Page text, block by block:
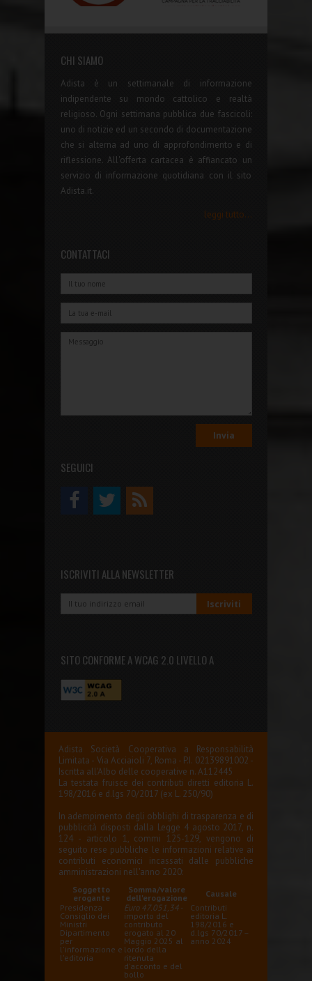
CHI SIAMO
Adista è un settimanale di informazione
indipendente su mondo cattolico e realtà
religioso. Ogni settimana pubblica due fascicoli:
uno di notizie ed un secondo di documentazione
che si alterna ad uno di approfondimento e di
riflessione. All'offerta cartacea è affiancato un
servizio di informazione quotidiana con il sito
Adista.it.
leggi tutto...
CONTATTACI
SEGUICI
ISCRIVITI ALLA NEWSLETTER
SITO CONFORME A WCAG 2.0 LIVELLO A
Adista Società Cooperativa a Responsabilità
Limitata - Via Acciaioli 7, Roma - P.I. 02139891002 -
Iscritta all'Albo delle cooperative n. A112445
La testata fruisce dei contributi diretti editoria L.
198/2016 e d.lgs 70/2017 (ex L. 250/90)
In adempimento degli obblighi di trasparenza e di
pubblicità disposti dalla Legge 4 agosto 2017, n.
124 - articolo 1, commi 125-129, vengono di
seguito rese pubbliche le informazioni relative ai
contributi economici incassati dalle pubbliche
amministrazioni nell'anno 2020:
Soggetto
erogante
Somma/valore
dell'erogazione
Causale
Presidenza
Consiglio dei
Ministri
Dipartimento
per
l'informazione e
l'editoria
Euro 47.051,34 -
importo del
contributo
erogato al 20
Maggio 2025 al
lordo della
ritenuta
d'acconto e del
bollo
Contributi
editoria L.
198/2016 e
d.lgs 70/2017 –
anno 2024